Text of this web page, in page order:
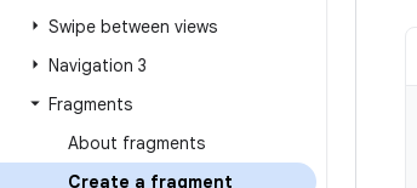
Swipe between views
Navigation 3
Fragments
About fragments
Create a fragment